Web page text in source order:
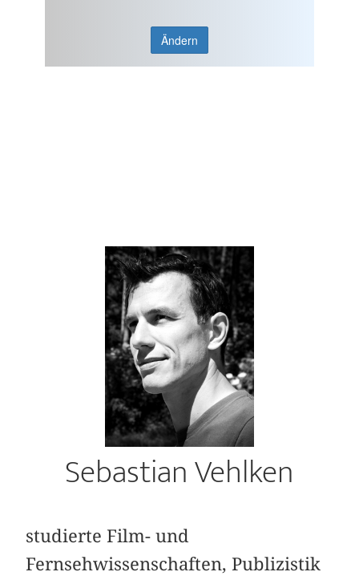
Ändern
Sebastian Vehlken
studierte Film- und
Fernsehwissenschaften, Publizistik